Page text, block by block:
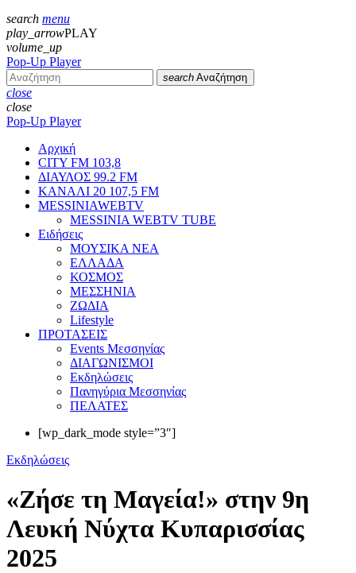
search menu
play_arrowPLAY
volume_up
Pop-Up Player
search Αναζήτηση
close
close
Pop-Up Player
Αρχική
CITY FM 103,8
ΔΙΑΥΛΟΣ 99.2 FM
ΚΑΝΑΛΙ 20 107,5 FM
MESSINIAWEBTV
MESSINIA WEBTV TUBE
Eιδήσεις
ΜΟΥΣΙΚΑ ΝΕΑ
ΕΛΛΑΔΑ
ΚΟΣΜΟΣ
ΜΕΣΣΗΝΙΑ
ΖΩΔΙΑ
Lifestyle
ΠΡΟΤΑΣΕΙΣ
Events Μεσσηνίας
ΔΙΑΓΩΝΙΣΜΟΙ
Εκδηλώσεις
Πανηγύρια Μεσσηνίας
ΠΕΛΑΤΕΣ
[wp_dark_mode style=”3″]
Εκδηλώσεις
«Ζήσε τη Μαγεία!» στην 9η
Λευκή Νύχτα Κυπαρισσίας
2025